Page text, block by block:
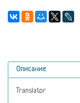
Описание
Translator